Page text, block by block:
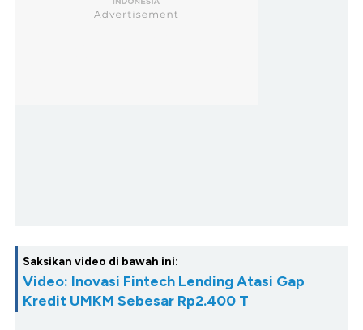
Saksikan video di bawah ini:
Video: Inovasi Fintech Lending Atasi Gap
Kredit UMKM Sebesar Rp2.400 T